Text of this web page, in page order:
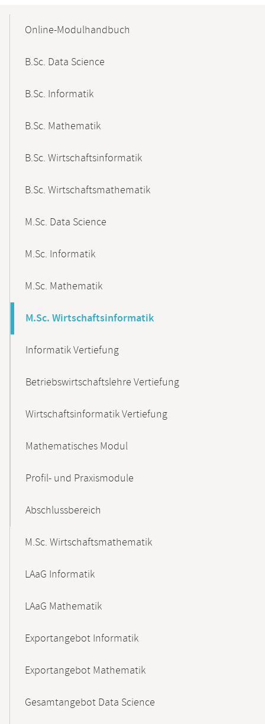
NavigationOnline-Modulhandbuch
B.Sc. Data Science
B.Sc. Informatik
B.Sc. Mathematik
B.Sc. Wirtschaftsinformatik
B.Sc. Wirtschaftsmathematik
M.Sc. Data Science
M.Sc. Informatik
M.Sc. Mathematik
M.Sc. Wirtschaftsinformatik
Informatik Vertiefung
Betriebswirtschaftslehre Vertiefung
Wirtschaftsinformatik Vertiefung
Mathematisches Modul
Profil- und Praxismodule
Abschlussbereich
M.Sc. Wirtschaftsmathematik
LAaG Informatik
LAaG Mathematik
Exportangebot Informatik
Exportangebot Mathematik
Gesamtangebot Data Science